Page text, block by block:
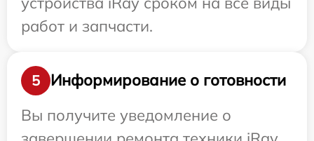
работ и запчасти.
5
Информирование о готовности
Вы получите уведомление о